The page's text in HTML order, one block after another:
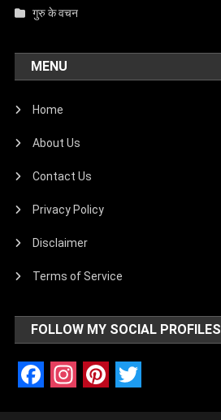
गुरु के वचन
MENU
Home
About Us
Contact Us
Privacy Policy
Disclaimer
Terms of Service
FOLLOW MY SOCIAL PROFILES